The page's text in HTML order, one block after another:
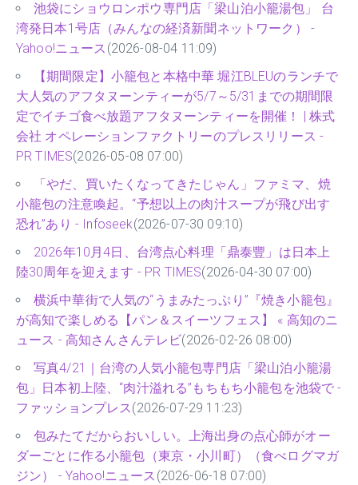
池袋にショウロンポウ専門店「梁山泊小籠湯包」 台
湾発日本1号店（みんなの経済新聞ネットワーク） -
Yahoo!ニュース (2026-08-04 11:09)
【期間限定】小籠包と本格中華 堀江BLEUのランチで
大人気のアフタヌーンティーが5/7～5/31までの期間限
定でイチゴ食べ放題アフタヌーンティーを開催！ | 株式
会社 オペレーションファクトリーのプレスリリース -
PR TIMES(2026-05-08 07:00)
「やだ、買いたくなってきたじゃん」ファミマ、焼
小籠包の注意喚起。“予想以上の肉汁スープが飛び出す
恐れ”あり - Infoseek(2026-07-30 09:10)
2026年10月4日、台湾点心料理「鼎泰豐」は日本上
陸30周年を迎えます - PR TIMES(2026-04-30 07:00)
横浜中華街で人気の“うまみたっぷり”『焼き小籠包』
が高知で楽しめる【パン＆スイーツフェス】 « 高知のニ
ュース - 高知さんさんテレビ(2026-02-26 08:00)
写真4/21｜台湾の人気小籠包専門店「梁山泊小籠湯
包」日本初上陸、“肉汁溢れる”もちもち小籠包を池袋で -
ファッションプレス(2026-07-29 11:23)
包みたてだからおいしい。上海出身の点心師がオー
ダーごとに作る小籠包（東京・小川町）（食べログマガ
ジン） - Yahoo!ニュース (2026-06-18 07:00)